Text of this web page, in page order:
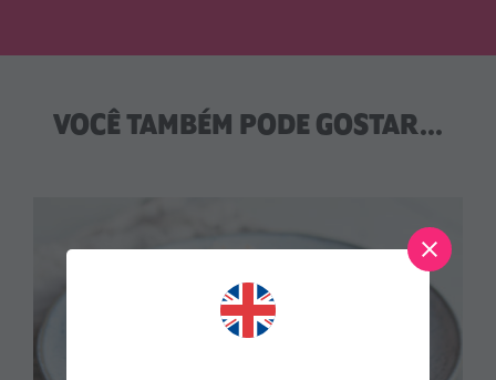
VOCÊ TAMBÉM PODE GOSTAR...